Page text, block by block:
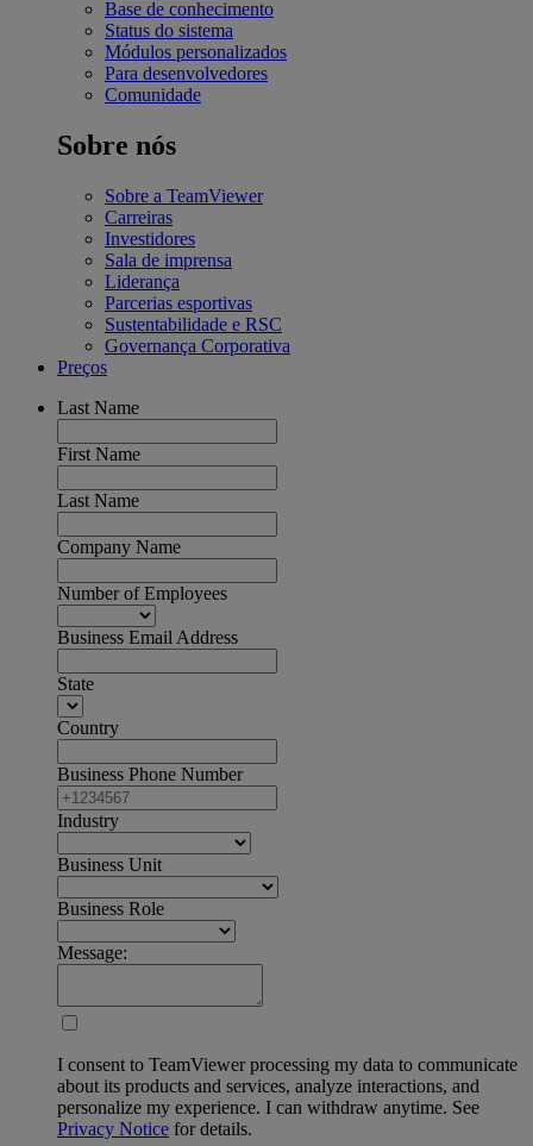
Base de conhecimento
Status do sistema
Módulos personalizados
Para desenvolvedores
Comunidade
Sobre nós
Sobre a TeamViewer
Carreiras
Investidores
Sala de imprensa
Liderança
Parcerias esportivas
Sustentabilidade e RSC
Governança Corporativa
Preços
Last Name
First Name
Last Name
Company Name
Number of Employees
Business Email Address
State
Country
Business Phone Number
Industry
Business Unit
Business Role
Message:
I consent to TeamViewer processing my data to communicate
about its products and services, analyze interactions, and
personalize my experience. I can withdraw anytime. See
Privacy Notice for details.